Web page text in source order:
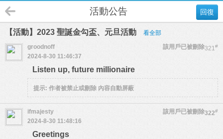
回復
活動公告
【活動】2023 聖誕金勾盃、元旦活動 看全部
321#
groodnoff
該用戶已被刪除
2024-8-30 11:46:37
Listen up, future millionaire
提示: 作者被禁止或刪除 內容自動屏蔽
322#
ifmajesty
該用戶已被刪除
2024-8-30 11:48:16
Greetings